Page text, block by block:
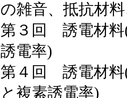
の雑音、抵抗材
第３回 誘電材
誘電率)
第４回 誘電材
と複素誘電率)